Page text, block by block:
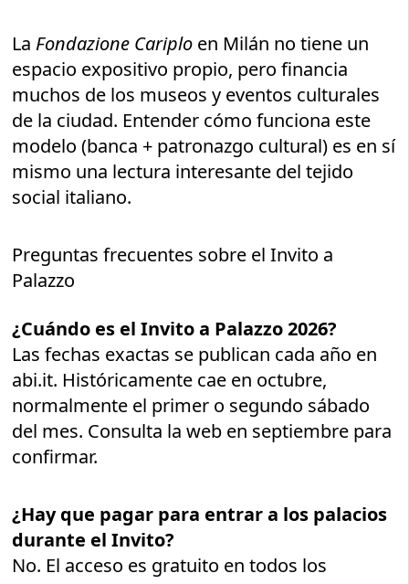
La Fondazione Cariplo en Milán no tiene un
espacio expositivo propio, pero financia
muchos de los museos y eventos culturales
de la ciudad. Entender cómo funciona este
modelo (banca + patronazgo cultural) es en sí
mismo una lectura interesante del tejido
social italiano.
Preguntas frecuentes sobre el Invito a
Palazzo
¿Cuándo es el Invito a Palazzo 2026?
Las fechas exactas se publican cada año en
abi.it. Históricamente cae en octubre,
normalmente el primer o segundo sábado
del mes. Consulta la web en septiembre para
confirmar.
¿Hay que pagar para entrar a los palacios
durante el Invito?
No. El acceso es gratuito en todos los